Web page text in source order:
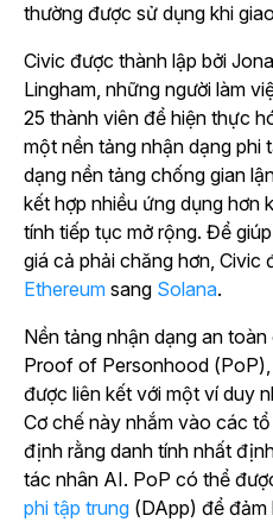
thường được sử dụng khi
Civic được thành lập bởi
Lingham, những người làm
25 thành viên để hiện thực
một nền tảng nhận dạng phi
dạng nền tảng chống gian
kết hợp nhiều ứng dụng hơn
tính tiếp tục mở rộng. Để
giá cả phải chăng hơn, Civic
Ethereum sang Solana.
Nền tảng nhận dạng an
Proof of Personhood
được liên kết với một ví duy
Cơ chế này nhắm vào các
định rằng danh tính nhất
tác nhân AI. PoP có thể
phi tập trung (DApp) để đảm